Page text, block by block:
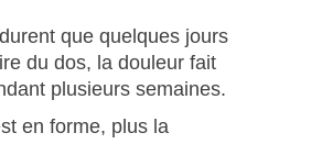
que quelques jours
du dos, la douleur fait
plusieurs semaines.
en forme, plus la